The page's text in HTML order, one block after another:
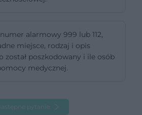
alarmowy 999 lub 112,
miejsce, rodzaj i opis
został poszkodowany i ile osób
medycznej.
pytanie